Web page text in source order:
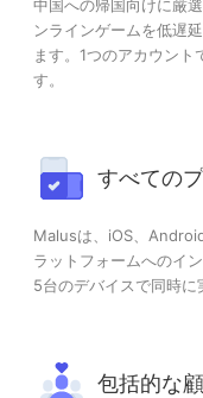
中国への帰国向けに厳
ンラインゲームを低遅
ます。1つのアカウン
す。
すべての
Malusは、iOS、
ラットフォームへのイ
5台のデバイスで同時に
包括的な